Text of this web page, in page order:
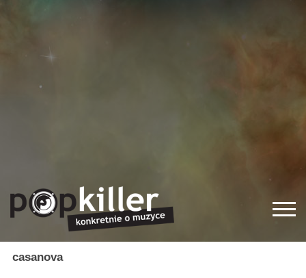
casanova